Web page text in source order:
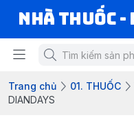
Nhà Thuốc -
Trang chủ 01. THUỐC
DIANDAYS